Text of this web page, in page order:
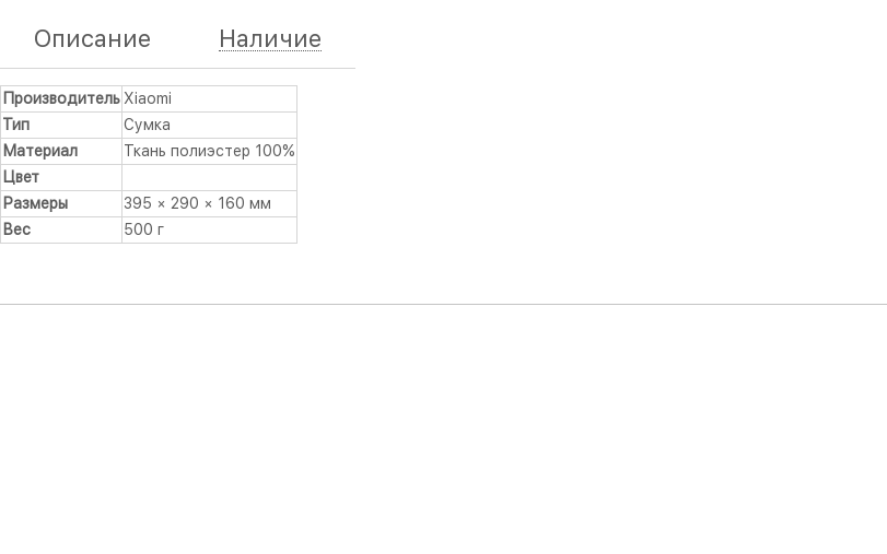
Описание Наличие
Производитель Xiaomi
Тип
Сумка
Материал
Ткань полиэстер 100%
Цвет
Размеры
395 × 290 × 160 мм
Вес
500 г